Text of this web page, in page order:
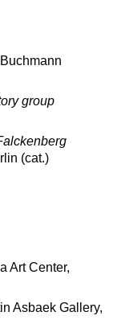
group
(cat.)
Art Center,
Asbaek Gallery,